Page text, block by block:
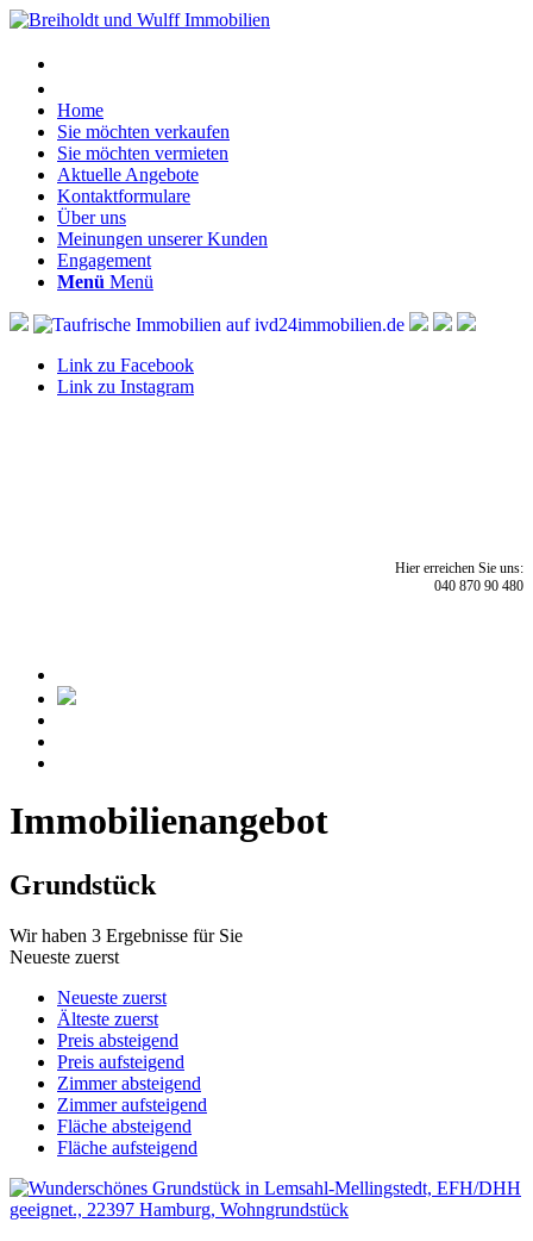
Home
Sie möchten verkaufen
Sie möchten vermieten
Aktuelle Angebote
Kontaktformulare
Über uns
Meinungen unserer Kunden
Engagement
Menü Menü
Link zu Facebook
Link zu Instagram
Hier erreichen Sie uns:
040 870 90 480
Immobilien­angebot
Grundstück
Wir haben 3 Ergebnisse für Sie
Neueste zuerst
Neueste zuerst
Älteste zuerst
Preis absteigend
Preis aufsteigend
Zimmer absteigend
Zimmer aufsteigend
Fläche absteigend
Fläche aufsteigend